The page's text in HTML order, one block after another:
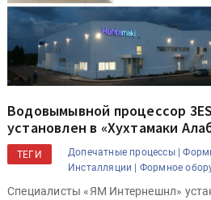
Водовымывной процессор
установлен в «Хухтамаки
ТЕГИ Допечатные процессы |
Инсталляции |
Формное
Специалисты «ЯМ Интернешнл»